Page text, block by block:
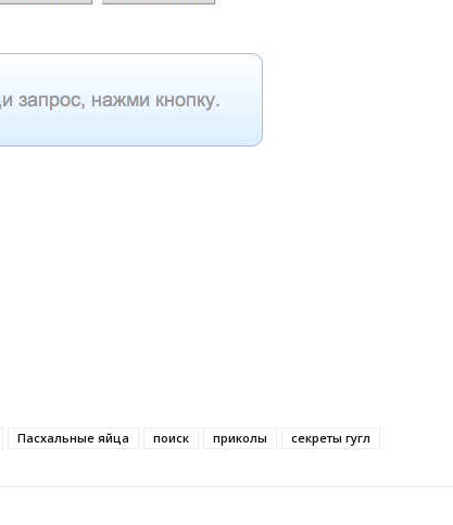
Пасхальные яйца поиск приколы секреты гугл